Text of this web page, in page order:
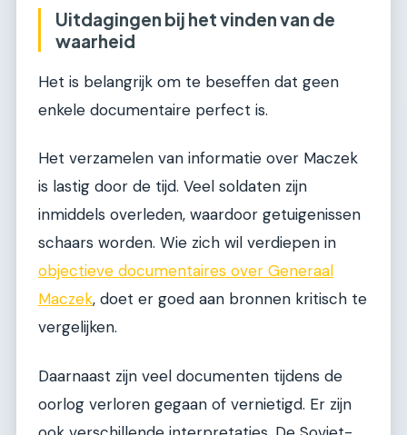
Uitdagingen bij het vinden van de
waarheid
Het is belangrijk om te beseffen dat geen
enkele documentaire perfect is.
Het verzamelen van informatie over Maczek
is lastig door de tijd. Veel soldaten zijn
inmiddels overleden, waardoor getuigenissen
schaars worden. Wie zich wil verdiepen in
objectieve documentaires over Generaal
Maczek, doet er goed aan bronnen kritisch te
vergelijken.
Daarnaast zijn veel documenten tijdens de
oorlog verloren gegaan of vernietigd. Er zijn